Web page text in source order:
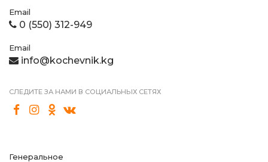
Email
0 (550) 312-949
Email
info@kochevnik.kg
СЛЕДИТЕ ЗА НАМИ В СОЦИАЛЬНЫХ СЕТЯХ
Генеральное